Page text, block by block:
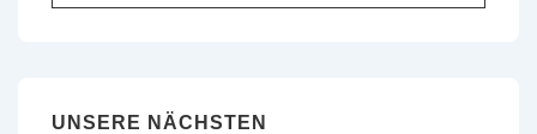
nach:
UNSERE NÄCHSTEN